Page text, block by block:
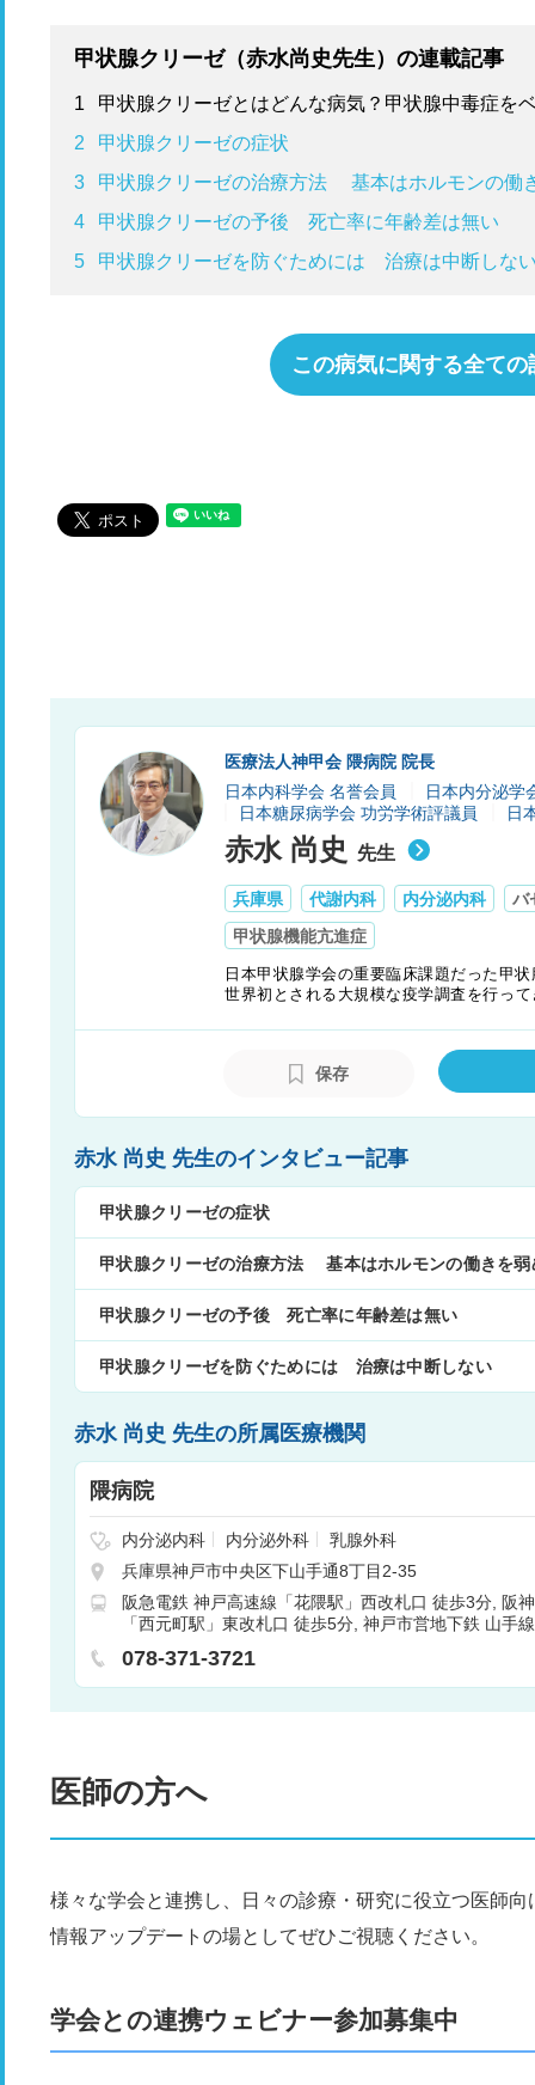
甲状腺クリーゼ（赤水尚史先生）の連載記事
1
甲状腺クリーゼとはどんな病気？甲状腺中毒症を
2
甲状腺クリーゼの症状
3
甲状腺クリーゼの治療方法 基本はホルモンの働
4
甲状腺クリーゼの予後 死亡率に年齢差は無い
5
甲状腺クリーゼを防ぐためには 治療は中断しな
この病気に関する全て
医療法人神甲会 隈病院 院長
日本内科学会 名誉会員
日本内分泌学
日本糖尿病学会 功労学術評議員
日
赤水 尚史 先生
兵庫県 代謝内科 内分泌内科
バ
甲状腺機能亢進症
日本甲状腺学会の重要臨床課題だった甲
世界初とされる大規模な疫学調査を行っ
保存
赤水 尚史 先生のインタビュー記事
甲状腺クリーゼの症状
甲状腺クリーゼの治療方法 基本はホルモンの働きを弱
甲状腺クリーゼの予後 死亡率に年齢差は無い
甲状腺クリーゼを防ぐためには 治療は中断しない
赤水 尚史 先生の所属医療機関
隈病院
内分泌内科 内分泌外科
乳腺外科
兵庫県神戸市中央区下山手通8丁目2-35
阪急電鉄 神戸高速線「花隈駅」西改札口 徒歩3分
阪
「西元町駅」東改札口 徒歩5分 神戸市営地下鉄 山手
戸線「元町駅」西改札口 徒歩15分
078-371-3721
医師の方へ
様々な学会と連携し、日々の診療・研究に役立つ医師
情報アップデートの場としてぜひご視聴ください。
学会との連携ウェビナー参加募集中